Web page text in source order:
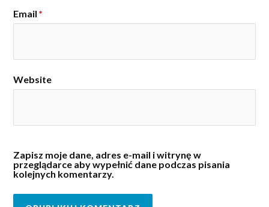
Email *
Website
Zapisz moje dane, adres e-mail i witrynę w
przeglądarce aby wypełnić dane podczas pisania
kolejnych komentarzy.